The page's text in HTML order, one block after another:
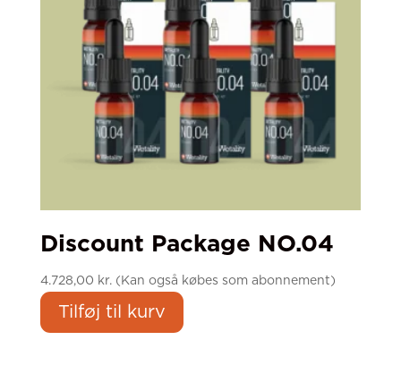
Discount Package NO.04
4.728,00 kr.(Kan også købes som abonnement)
Tilføj til kurv